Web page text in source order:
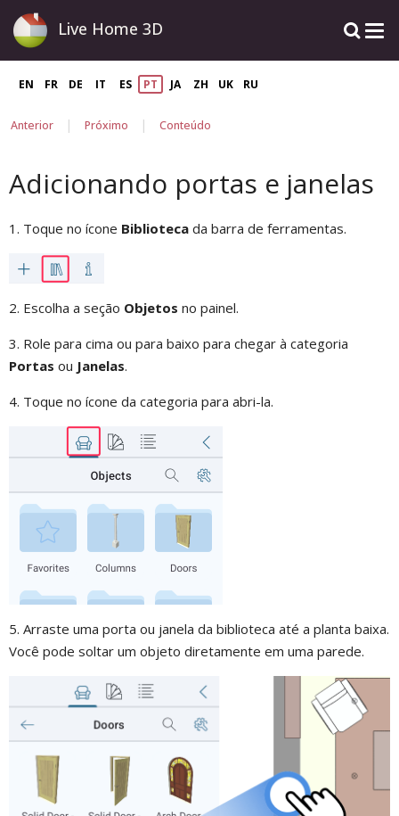
Live Home 3D
EN FR DE IT ES PT JA ZH UK RU
Anterior | Próximo | Conteúdo
Adicionando portas e janelas
1. Toque no ícone Biblioteca da barra de ferramentas.
2. Escolha a seção Objetos no painel.
3. Role para cima ou para baixo para chegar à categoria
Portas ou Janelas.
4. Toque no ícone da categoria para abri-la.
5. Arraste uma porta ou janela da biblioteca até a planta baixa.
Você pode soltar um objeto diretamente em uma parede.